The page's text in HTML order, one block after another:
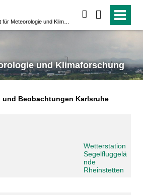
und Klimaforschung
Beobachtungen Karlsruhe
Wetterstation
Segelfluggelä
nde
Rheinstetten